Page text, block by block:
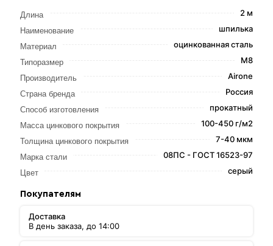
Длина 2 м
Наименование шпилька
Материал оцинкованная сталь
Типоразмер М8
Производитель Airone
Страна бренда Россия
Способ изготовления прокатный
Масса цинкового покрытия 100-450 г/м2
Толщина цинкового покрытия 7-40 мкм
Марка стали 08ПС - ГОСТ 16523-97
Цвет серый
Покупателям
Доставка
В день заказа, до 14:00